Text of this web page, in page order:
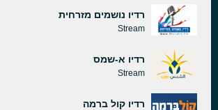
רדיו נושמים מזרחית
Stream
רדיו א-שמס
Stream
רדיו קול ברמה